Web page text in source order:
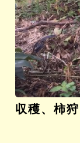
収穫、柿